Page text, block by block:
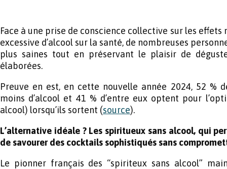
Face à une prise de conscience collective sur les
excessive d’alcool sur la santé, de nombreuses
plus saines tout en préservant le plaisir de
élaborées.
Preuve en est, en cette nouvelle année 2024, 52 %
moins d’alcool et 41 % d’entre eux optent pour
alcool) lorsqu’ils sortent (source).
L’alternative idéale ? Les spiritueux sans alcool, qui
de savourer des cocktails sophistiqués sans
Le pionner français des “spiriteux sans alcool”